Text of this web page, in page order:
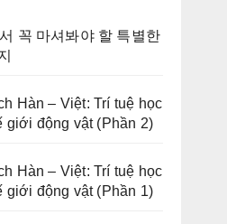
꼭 마셔봐야 할 특별한
Hàn – Việt: Trí tuệ học
giới động vật (Phần 2)
Hàn – Việt: Trí tuệ học
giới động vật (Phần 1)